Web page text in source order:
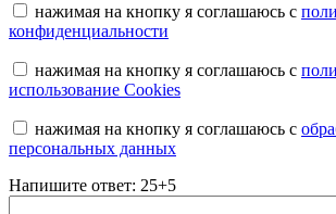
нажимая на кнопку я соглашаюсь с
конфиденциальности
нажимая на кнопку я соглашаюсь с
использование Cookies
нажимая на кнопку я соглашаюсь с
персональных данных
Напишите ответ: 25+5